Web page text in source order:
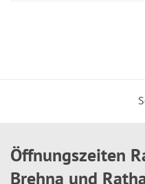
Öffnungszeiten
Brehna und